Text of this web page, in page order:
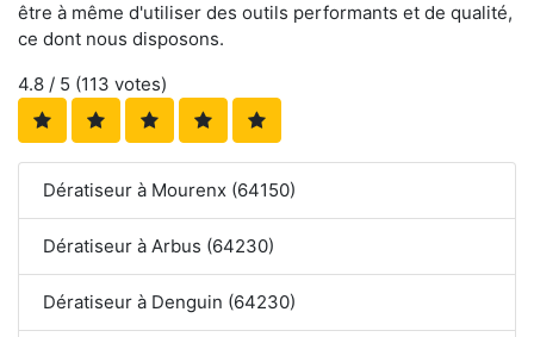
être à même d'utiliser des outils performants et de qualité,
ce dont nous disposons.
4.8 / 5 (113 votes)
Dératiseur à Mourenx (64150)
Dératiseur à Arbus (64230)
Dératiseur à Denguin (64230)